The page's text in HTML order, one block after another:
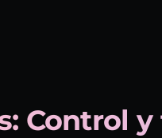
Control